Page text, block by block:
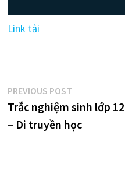
Link tải
Điều
hướng
PREVIOUS POSTPrevious
post:
Trắc nghiệm sinh lớp 12
– Di truyền học